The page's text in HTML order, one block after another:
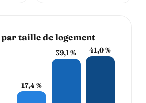
taille de logement
17,4 %
39,1 % 41,0 %